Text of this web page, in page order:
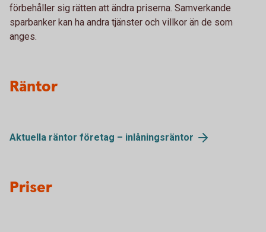
förbehåller sig rätten att ändra priserna. Samverkande
sparbanker kan ha andra tjänster och villkor än de som
anges.
Räntor
Aktuella räntor företag – inlåningsräntor
Priser